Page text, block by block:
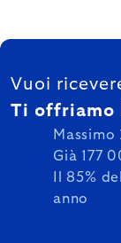
FOOTER
Vuoi
Ti offriamo
Già 177
Il 85%
anno